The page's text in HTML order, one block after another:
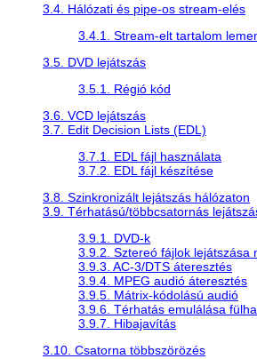
3.4. Hálózati és pipe-os stream-elés
3.4.1. Stream-elt tartalom
3.5. DVD lejátszás
3.5.1. Régió kód
3.6. VCD lejátszás
3.7. Edit Decision Lists (EDL)
3.7.1. EDL fájl használata
3.7.2. EDL fájl készítése
3.8. Szinkronizált lejátszás hálózaton
3.9. Térhatású/többcsatornás
3.9.1. DVD-k
3.9.2. Sztereó fájlok lejátszása
3.9.3. AC-3/DTS áteresztés
3.9.4. MPEG audió áteresztés
3.9.5. Mátrix-kódolású audió
3.9.6. Térhatás emulálása
3.9.7. Hibajavítás
3.10. Csatorna többszörözés